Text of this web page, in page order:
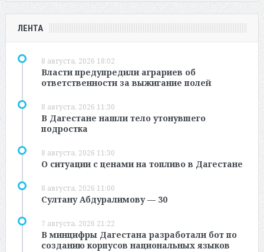
ЛЕНТА
8 августа, 2026 18:02
Власти предупредили аграриев об
ответственности за выжигание полей
8 августа, 2026 11:30
В Дагестане нашли тело утонувшего
подростка
8 августа, 2026 11:30
О ситуации с ценами на топливо в Дагестане
8 августа, 2026 11:00
Султану Абдуралимову — 30
7 августа, 2026 21:22
В минцифры Дагестана разработали бот по
созданию корпусов национальных языков